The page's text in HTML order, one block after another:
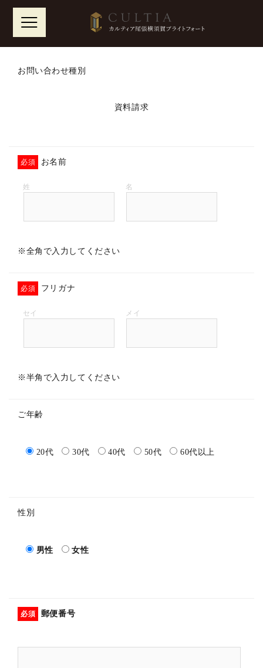
お問い合わせ種別
資料請求
必須 お名前
※全角で入力してください
必須 フリガナ
※半角で入力してください
ご年齢
20代 30代 40代 50代 60代以上
性別
男性 女性
必須 郵便番号